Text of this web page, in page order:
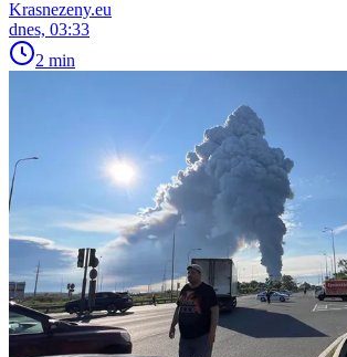
Krasnezeny.eu
dnes, 03:33
2 min